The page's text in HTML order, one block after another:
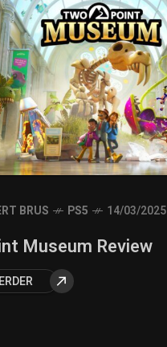
BRUS PS5 14/03/2025
Museum Review